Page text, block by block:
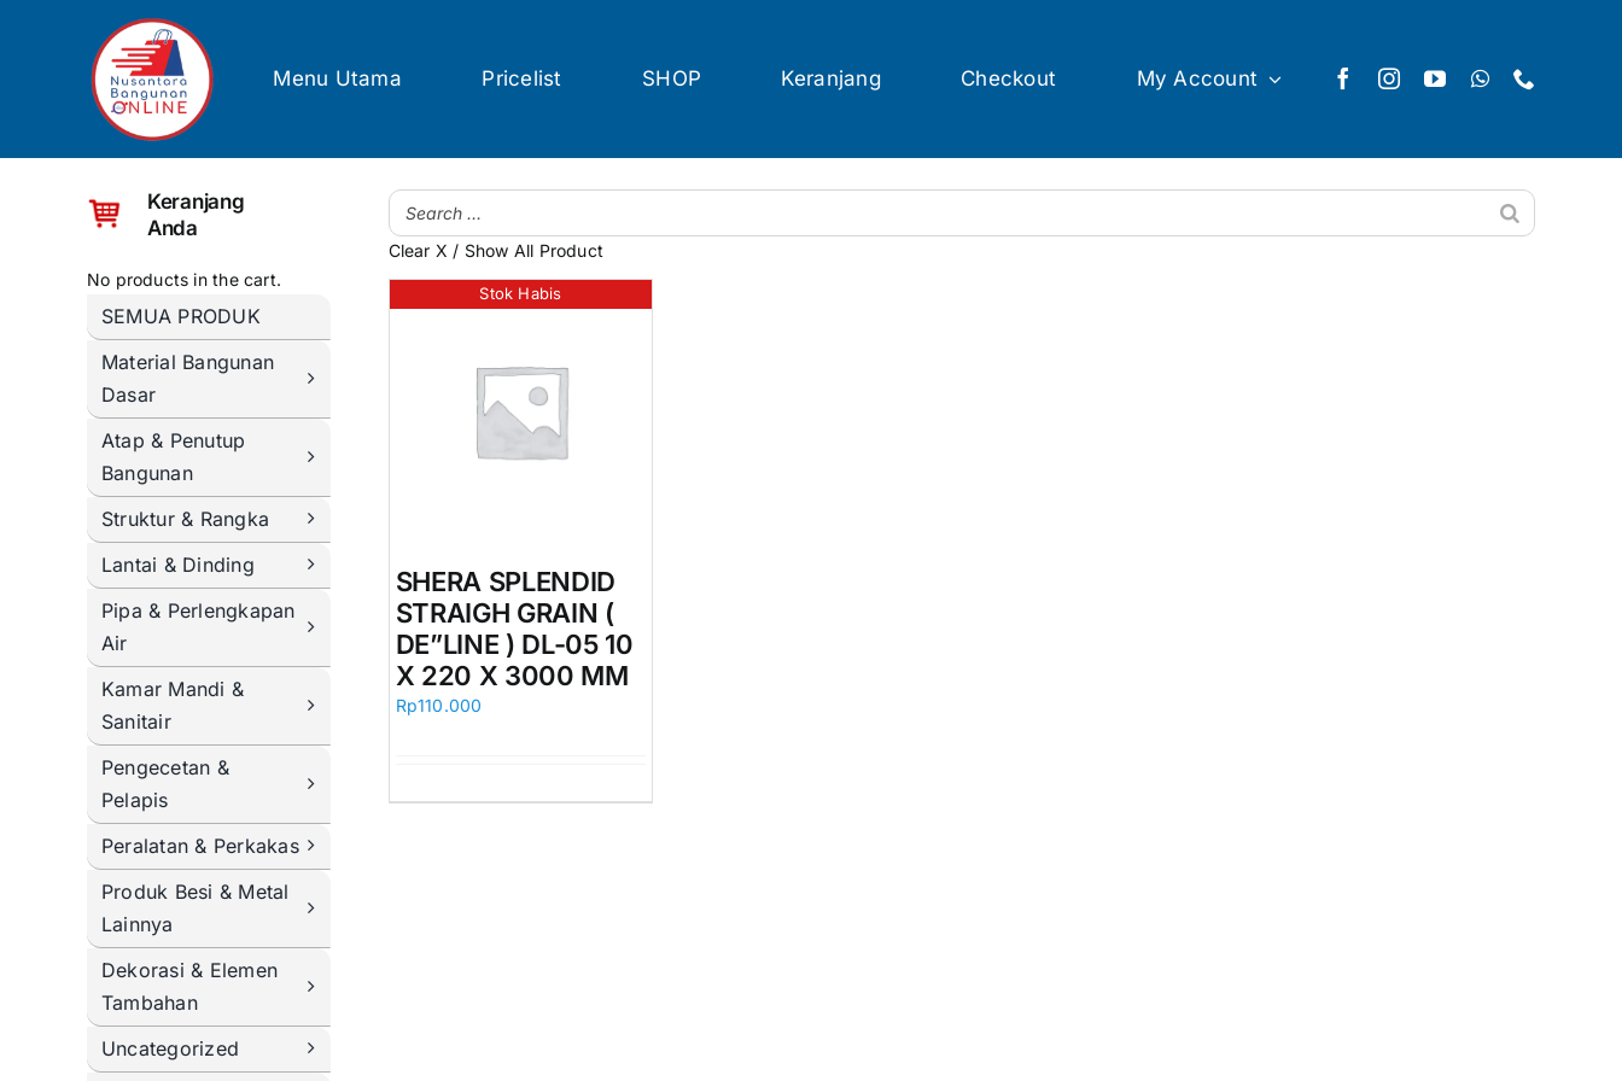
Menu Utama Pricelist SHOP Keranjang Checkout My Account
Keranjang
Anda
No products in the cart.
SEMUA PRODUK
Material Bangunan
Dasar
Atap & Penutup
Bangunan
Struktur & Rangka
Lantai & Dinding
Pipa & Perlengkapan
Air
Kamar Mandi &
Sanitair
Pengecetan &
Pelapis
Peralatan & Perkakas
Produk Besi & Metal
Lainnya
Dekorasi & Elemen
Tambahan
Uncategorized
Clear X / Show All Product
Stok Habis
SHERA SPLENDID
STRAIGH GRAIN (
DE”LINE ) DL-05 10
X 220 X 3000 MM
Rp110.000